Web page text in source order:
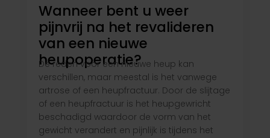
Wanneer bent u weer
pijnvrij na het revalideren
van een nieuwe
heupoperatie?
De reden voor een nieuwe heup kan
verschillen, maar meestal is het vanwege
artrose of een heupfractuur. Door de slijtage
of een heupfractuur is het heupgewricht
beschadigd waardoor de vorm van het
gewicht verandert en pijnlijk is tijdens het